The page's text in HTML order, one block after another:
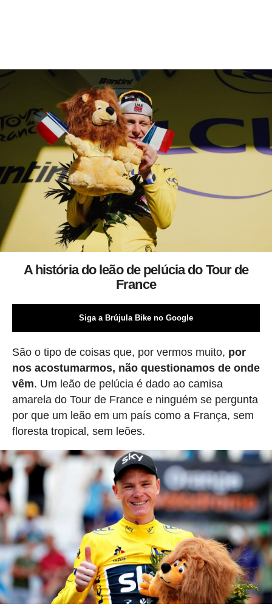
A história do leão de pelúcia do Tour de
France
Siga a Brújula Bike no Google
São o tipo de coisas que, por vermos muito, por
nos acostumarmos, não questionamos de onde
vêm. Um leão de pelúcia é dado ao camisa
amarela do Tour de France e ninguém se pergunta
por que um leão em um país como a França, sem
floresta tropical, sem leões.